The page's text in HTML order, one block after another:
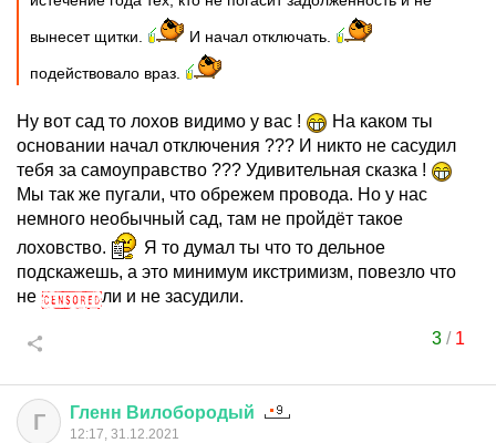
вынесет щитки. И начал отключать.
подействовало враз.
Ну вот сад то лохов видимо у вас !
На каком ты
основании начал отключения ??? И никто не сасудил
тебя за самоуправство ??? Удивительная сказка !
Мы так же пугали, что обрежем провода. Но у нас
немного необычный сад, там не пройдёт такое
лоховство.
Я то думал ты что то дельное
подскажешь, а это минимум икстримизм, повезло что
не
ли и не засудили.
3/ 1
Г Гленн Вилобородый
12:17, 31.12.2021